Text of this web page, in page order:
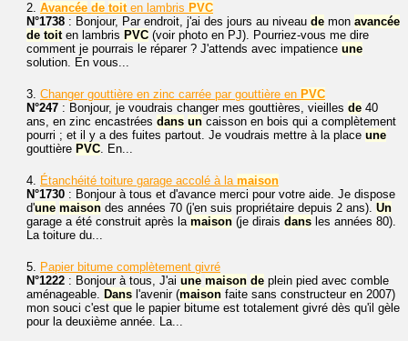
2. Avancée de toiten lambris PVC
N°1738 : Bonjour, Par endroit, j'ai des jours au niveau de mon avancée
de toiten lambris PVC (voir photo en PJ). Pourriez-vous me dire
comment je pourrais le réparer ? J'attends avec impatience une
solution. En vous...
3. Changer gouttière en zinc carrée par gouttière en PVC
N°247 : Bonjour, je voudrais changer mes gouttières, vieilles de 40
ans, en zinc encastrées dans un caisson en bois qui a complètement
pourri ; et il y a des fuites partout. Je voudrais mettre à la place une
gouttière PVC. En...
4. Étanchéité toiture garage accolé à la maison
N°1730 : Bonjour à tous et d'avance merci pour votre aide. Je dispose
d'une maison des années 70 (j'en suis propriétaire depuis 2 ans). Un
garage a été construit après la maison (je dirais dans les années 80).
La toiture du...
5. Papier bitume complètement givré
N°1222 : Bonjour à tous, J'ai une maison de plein pied avec comble
aménageable. Dans l'avenir (maison faite sans constructeur en 2007)
mon souci c'est que le papier bitume est totalement givré dès qu'il gèle
pour la deuxième année. La...